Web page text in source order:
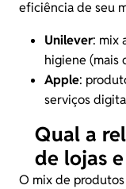
eficiência de seu
Unilever: mix
higiene (mais
Apple:
serviços
Qual a
de lojas
O mix de